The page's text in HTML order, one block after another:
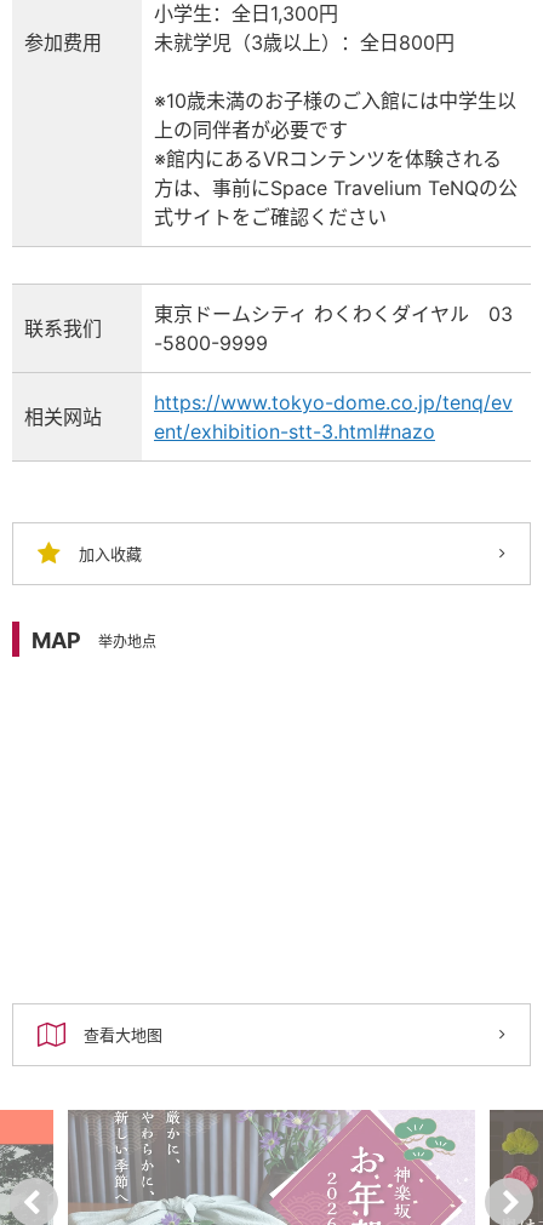
参加费用
小学生：全日1,300円
未就学児（3歳以上）：全日800円
※10歳未満のお子様のご入館には中学生以
上の同伴者が必要です
※館内にあるVRコンテンツを体験される
方は、事前にSpace Travelium TeNQの公
式サイトをご確認ください
联系我们
東京ドームシティ わくわくダイヤル 03
-5800-9999
相关网站
https://www.tokyo-dome.co.jp/tenq/ev
ent/exhibition-stt-3.html#nazo
加入收藏
MAP 举办地点
查看大地图